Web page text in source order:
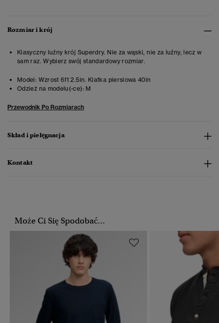
Rozmiar i krój
Klasyczny luźny krój Superdry. Nie za wąski, nie za luźny, lecz w
sam raz. Wybierz swój standardowy rozmiar.
Model: Wzrost 6ft 2.5in. Klatka piersiowa 40in
Odzież na modelu(-ce): M
Przewodnik Po Rozmiarach
Skład i pielęgnacja
Kontakt
Może Ci Się Spodobać...